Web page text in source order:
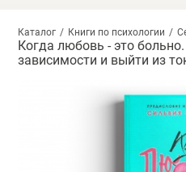
Каталог Книги по психологии
Когда любовь - это
зависимости и выйти из